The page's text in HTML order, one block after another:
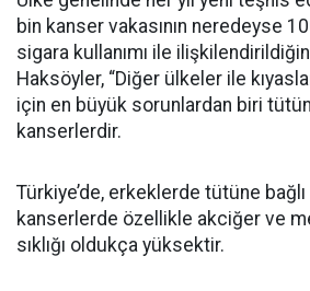
bin kanser vakasının neredeyse
sigara kullanımı ile
Haksöyler, “Diğer ülkeler ile
için en büyük sorunlardan biri
kanserlerdir.
Türkiye’de, erkeklerde tütüne
kanserlerde özellikle akciğer ve
sıklığı oldukça yüksektir.